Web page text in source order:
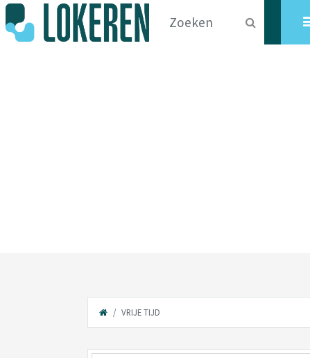
VRIJE TIJD